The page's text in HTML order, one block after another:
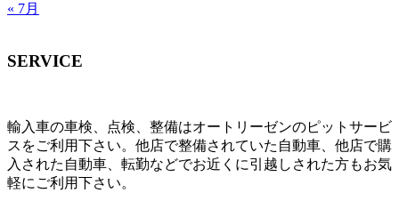
« 7月
SERVICE
輸入車の車検、点検、整備はオートリーゼンのピットサービ
スをご利用下さい。他店で整備されていた自動車、他店で購
入された自動車、転勤などでお近くに引越しされた方もお気
軽にご利用下さい。